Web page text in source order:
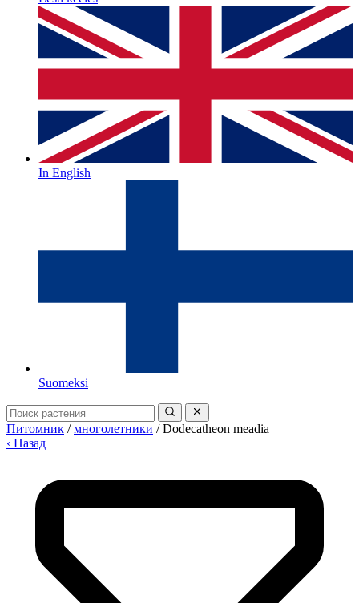
In English
Suomeksi
Питомник / многолетники / Dodecatheon meadia
‹ Назад